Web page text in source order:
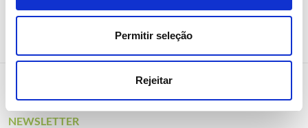
Permitir seleção
Rejeitar
NEWSLETTER